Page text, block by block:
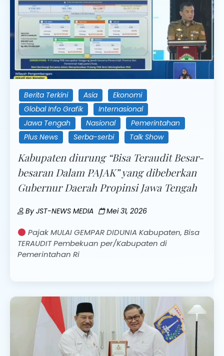
Berita Terkini Asia
Ekonomi
Global Info Grafik
Internasional
Jawa Tengah
Nasional
Pemerintahan
Plus News
Serba-serbi Talk Show
Kabupaten diurung “Bisa Teraudit Besar-
besaran Dalam PAJAK” yang dibeberkan
Gubernur Daerah Propinsi Jawa Tengah
ByJST-NEWS MEDIA Mei 31, 2026
Pajak MULAI GEMPAR DIDUNIA Kabupaten, Bisa
TERAUDIT Pembekuan per/Kabupaten di
Pemerintahan Ri